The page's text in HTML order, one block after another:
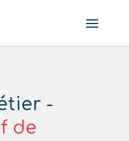
-
de